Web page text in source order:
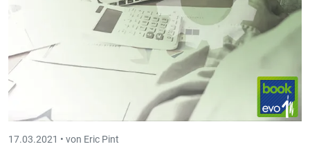
17.03.2021 • von Eric Pint